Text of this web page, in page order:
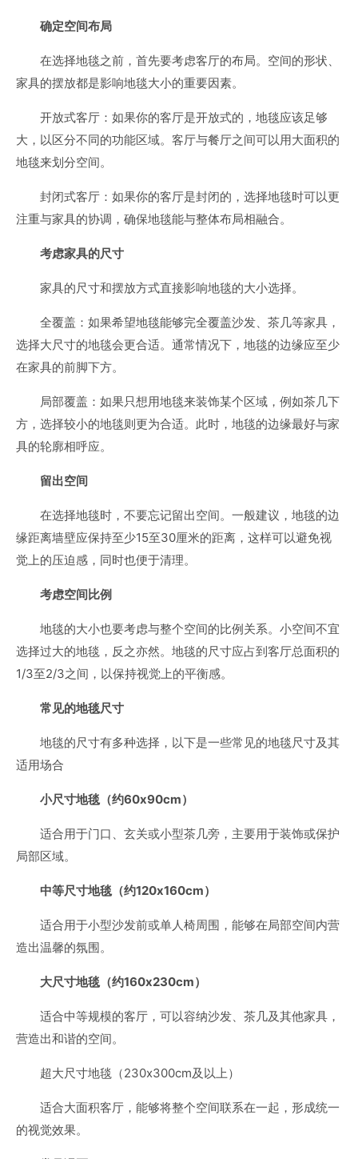
确定空间布局
在选择地毯之前，首先要考虑客厅的布局。空间的形状、
家具的摆放都是影响地毯大小的重要因素。
开放式客厅：如果你的客厅是开放式的，地毯应该足够
大，以区分不同的功能区域。客厅与餐厅之间可以用大面积的
地毯来划分空间。
封闭式客厅：如果你的客厅是封闭的，选择地毯时可以更
注重与家具的协调，确保地毯能与整体布局相融合。
考虑家具的尺寸
家具的尺寸和摆放方式直接影响地毯的大小选择。
全覆盖：如果希望地毯能够完全覆盖沙发、茶几等家具，
选择大尺寸的地毯会更合适。通常情况下，地毯的边缘应至少
在家具的前脚下方。
局部覆盖：如果只想用地毯来装饰某个区域，例如茶几下
方，选择较小的地毯则更为合适。此时，地毯的边缘最好与家
具的轮廓相呼应。
留出空间
在选择地毯时，不要忘记留出空间。一般建议，地毯的边
缘距离墙壁应保持至少15至30厘米的距离，这样可以避免视
觉上的压迫感，同时也便于清理。
考虑空间比例
地毯的大小也要考虑与整个空间的比例关系。小空间不宜
选择过大的地毯，反之亦然。地毯的尺寸应占到客厅总面积的
1/3至2/3之间，以保持视觉上的平衡感。
常见的地毯尺寸
地毯的尺寸有多种选择，以下是一些常见的地毯尺寸及其
适用场合
小尺寸地毯（约60x90cm）
适合用于门口、玄关或小型茶几旁，主要用于装饰或保护
局部区域。
中等尺寸地毯（约120x160cm）
适合用于小型沙发前或单人椅周围，能够在局部空间内营
造出温馨的氛围。
大尺寸地毯（约160x230cm）
适合中等规模的客厅，可以容纳沙发、茶几及其他家具，
营造出和谐的空间。
超大尺寸地毯（230x300cm及以上）
适合大面积客厅，能够将整个空间联系在一起，形成统一
的视觉效果。